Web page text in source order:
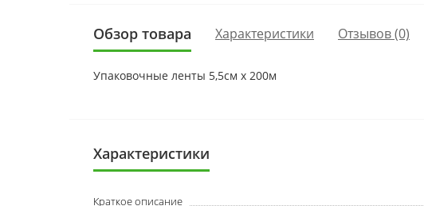
Обзор товара Характеристики Отзывов (0)
Упаковочные ленты 5,5см х 200м
Характеристики
Краткое описание